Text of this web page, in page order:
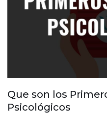
Que son los
Psicológicos